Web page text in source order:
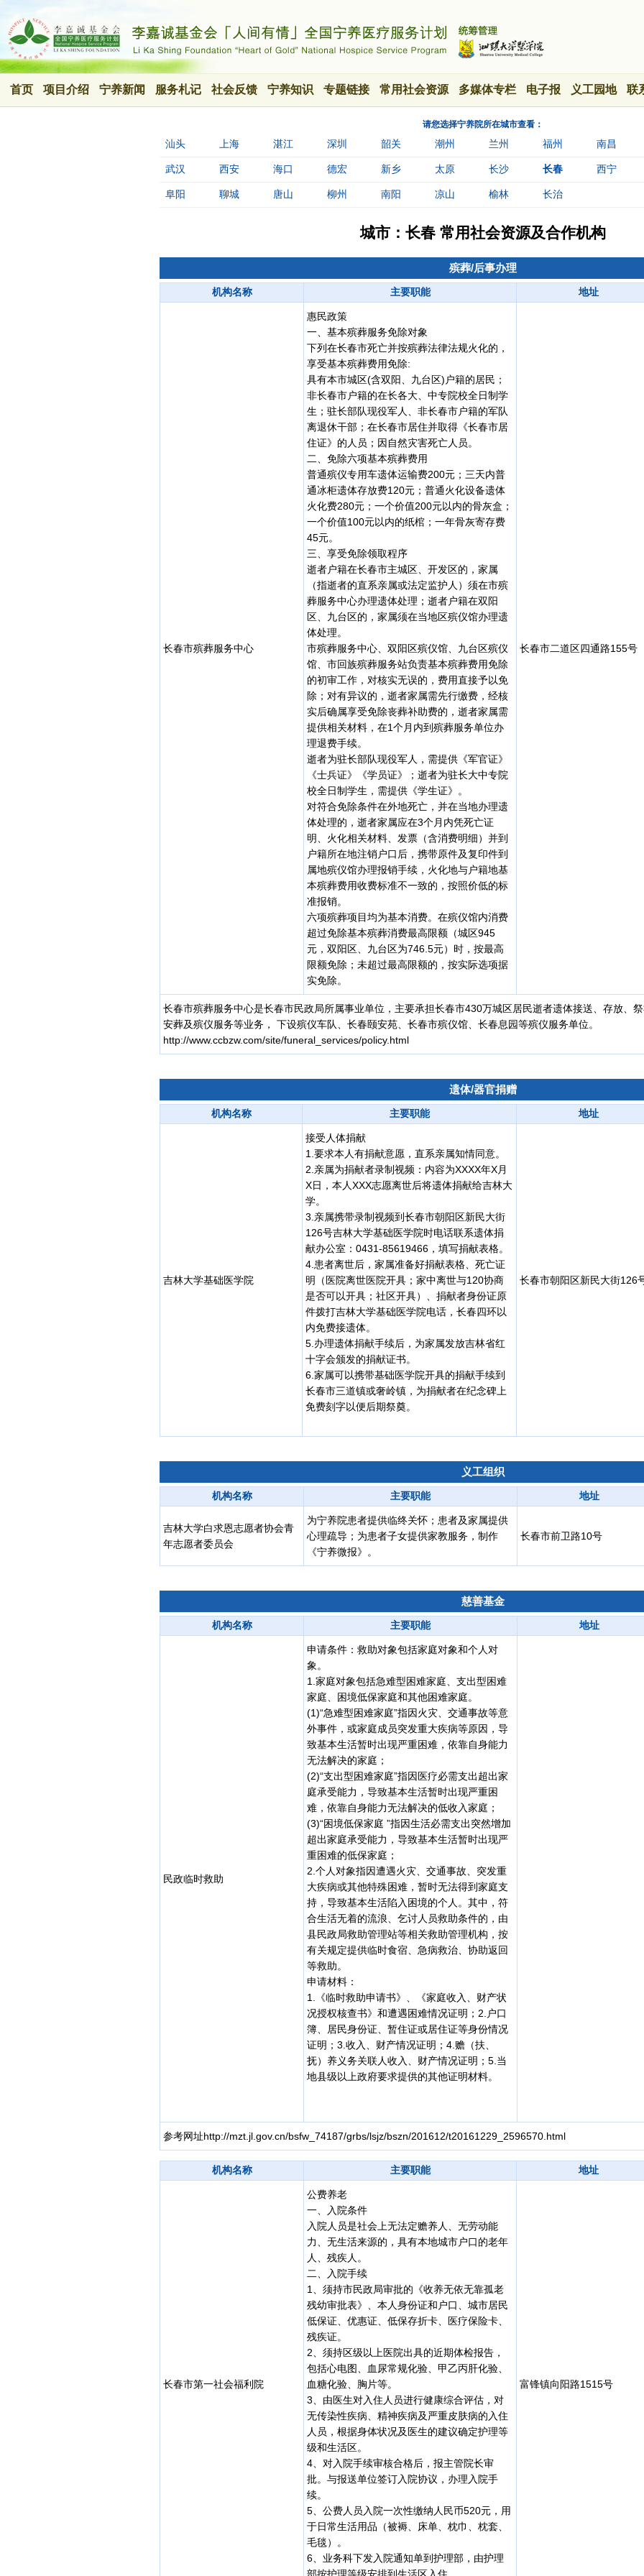
首页 项目介绍 宁养新闻 服务札记 社会反馈 宁养知识 专题链接 常用社会资源 多媒体专栏 电子报 义工园地 联
请您选择宁养院所在城市查看：
汕头 上海 湛江 深圳 韶关 潮州 兰州 福州 南昌
武汉 西安 海口 德宏 新乡 太原 长沙 长春 西宁
阜阳 聊城 唐山 柳州 南阳 凉山 榆林 长治
城市： 长春 常用社会资源及合作机构
殡葬/后事办理
机构名称 主要职能 地址
长春市殡葬服务中心
惠民政策
一、基本殡葬服务免除对象
下列在长春市死亡并按殡葬法律法规火化的，
享受基本殡葬费用免除:
具有本市城区(含双阳、九台区)户籍的居民；
非长春市户籍的在长各大、中专院校全日制学
生；驻长部队现役军人、非长春市户籍的军队
离退休干部；在长春市居住并取得《长春市居
住证》的人员；因自然灾害死亡人员。
二、免除六项基本殡葬费用
普通殡仪专用车遗体运输费200元；三天内普
通冰柜遗体存放费120元；普通火化设备遗体
火化费280元；一个价值200元以内的骨灰盒；
一个价值100元以内的纸棺；一年骨灰寄存费
45元。
三、享受免除领取程序
逝者户籍在长春市主城区、开发区的，家属
（指逝者的直系亲属或法定监护人）须在市殡
葬服务中心办理遗体处理；逝者户籍在双阳
区、九台区的，家属须在当地区殡仪馆办理遗
体处理。
市殡葬服务中心、双阳区殡仪馆、九台区殡仪
馆、市回族殡葬服务站负责基本殡葬费用免除
的初审工作，对核实无误的，费用直接予以免
除；对有异议的，逝者家属需先行缴费，经核
实后确属享受免除丧葬补助费的，逝者家属需
提供相关材料，在1个月内到殡葬服务单位办
理退费手续。
逝者为驻长部队现役军人，需提供《军官证》
《士兵证》《学员证》；逝者为驻长大中专院
校全日制学生，需提供《学生证》。
对符合免除条件在外地死亡，并在当地办理遗
体处理的，逝者家属应在3个月内凭死亡证
明、火化相关材料、发票（含消费明细）并到
户籍所在地注销户口后，携带原件及复印件到
属地殡仪馆办理报销手续，火化地与户籍地基
本殡葬费用收费标准不一致的，按照价低的标
准报销。
六项殡葬项目均为基本消费。在殡仪馆内消费
超过免除基本殡葬消费最高限额（城区945
元，双阳区、九台区为746.5元）时，按最高
限额免除；未超过最高限额的，按实际选项据
实免除。
长春市二道区四通路155号
长春市殡葬服务中心是长春市民政局所属事业单位，主要承担长春市430万城区居民逝者遗体接送、存放、
安葬及殡仪服务等业务， 下设殡仪车队、长春颐安苑、长春市殡仪馆、长春息园等殡仪服务单位。
http://www.ccbzw.com/site/funeral_services/policy.html
遗体/器官捐赠
机构名称 主要职能 地址
吉林大学基础医学院
接受人体捐献
1.要求本人有捐献意愿，直系亲属知情同意。
2.亲属为捐献者录制视频：内容为XXXX年X月
X日，本人XXX志愿离世后将遗体捐献给吉林大
学。
3.亲属携带录制视频到长春市朝阳区新民大街
126号吉林大学基础医学院时电话联系遗体捐
献办公室：0431-85619466，填写捐献表格。
4.患者离世后，家属准备好捐献表格、死亡证
明（医院离世医院开具；家中离世与120协商
是否可以开具；社区开具）、捐献者身份证原
件拨打吉林大学基础医学院电话，长春四环以
内免费接遗体。
5.办理遗体捐献手续后，为家属发放吉林省红
十字会颁发的捐献证书。
6.家属可以携带基础医学院开具的捐献手续到
长春市三道镇或奢岭镇，为捐献者在纪念碑上
免费刻字以便后期祭奠。
长春市朝阳区新民大街126
义工组织
机构名称 主要职能 地址
吉林大学白求恩志愿者协会青
年志愿者委员会
为宁养院患者提供临终关怀；患者及家属提供
心理疏导；为患者子女提供家教服务，制作
《宁养微报》。
长春市前卫路10号
慈善基金
机构名称 主要职能 地址
民政临时救助
申请条件：救助对象包括家庭对象和个人对
象。
1.家庭对象包括急难型困难家庭、支出型困难
家庭、困境低保家庭和其他困难家庭。
(1)“急难型困难家庭”指因火灾、交通事故等意
外事件，或家庭成员突发重大疾病等原因，导
致基本生活暂时出现严重困难，依靠自身能力
无法解决的家庭；
(2)“支出型困难家庭”指因医疗必需支出超出家
庭承受能力，导致基本生活暂时出现严重困
难，依靠自身能力无法解决的低收入家庭；
(3)“困境低保家庭 ”指因生活必需支出突然增加
超出家庭承受能力，导致基本生活暂时出现严
重困难的低保家庭；
2.个人对象指因遭遇火灾、交通事故、突发重
大疾病或其他特殊困难，暂时无法得到家庭支
持，导致基本生活陷入困境的个人。其中，符
合生活无着的流浪、乞讨人员救助条件的，由
县民政局救助管理站等相关救助管理机构，按
有关规定提供临时食宿、急病救治、协助返回
等救助。
申请材料：
1.《临时救助申请书》、《家庭收入、财产状
况授权核查书》和遭遇困难情况证明；2.户口
簿、居民身份证、暂住证或居住证等身份情况
证明；3.收入、财产情况证明；4.赡（扶、
抚）养义务关联人收入、财产情况证明；5.当
地县级以上政府要求提供的其他证明材料。
参考网址http://mzt.jl.gov.cn/bsfw_74187/grbs/lsjz/bszn/201612/t20161229_2596570.html
机构名称 主要职能 地址
长春市第一社会福利院
公费养老
一、入院条件
入院人员是社会上无法定赡养人、无劳动能
力、无生活来源的，具有本地城市户口的老年
人、残疾人。
二、入院手续
1、须持市民政局审批的《收养无依无靠孤老
残幼审批表》、本人身份证和户口、城市居民
低保证、优惠证、低保存折卡、医疗保险卡、
残疾证。
2、须持区级以上医院出具的近期体检报告，
包括心电图、血尿常规化验、甲乙丙肝化验、
血糖化验、胸片等。
3、由医生对入住人员进行健康综合评估，对
无传染性疾病、精神疾病及严重皮肤病的入住
人员，根据身体状况及医生的建议确定护理等
级和生活区。
4、对入院手续审核合格后，报主管院长审
批。与报送单位签订入院协议，办理入院手
续。
5、公费人员入院一次性缴纳人民币520元，用
于日常生活用品（被褥、床单、枕巾、枕套、
毛毯）。
6、业务科下发入院通知单到护理部，由护理
富锋镇向阳路1515号